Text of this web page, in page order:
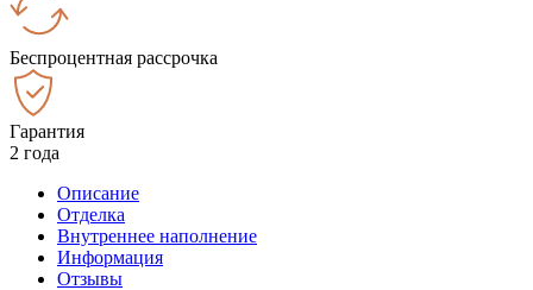
Беспроцентная рассрочка
Гарантия
2 года
Описание
Отделка
Внутреннее наполнение
Информация
Отзывы